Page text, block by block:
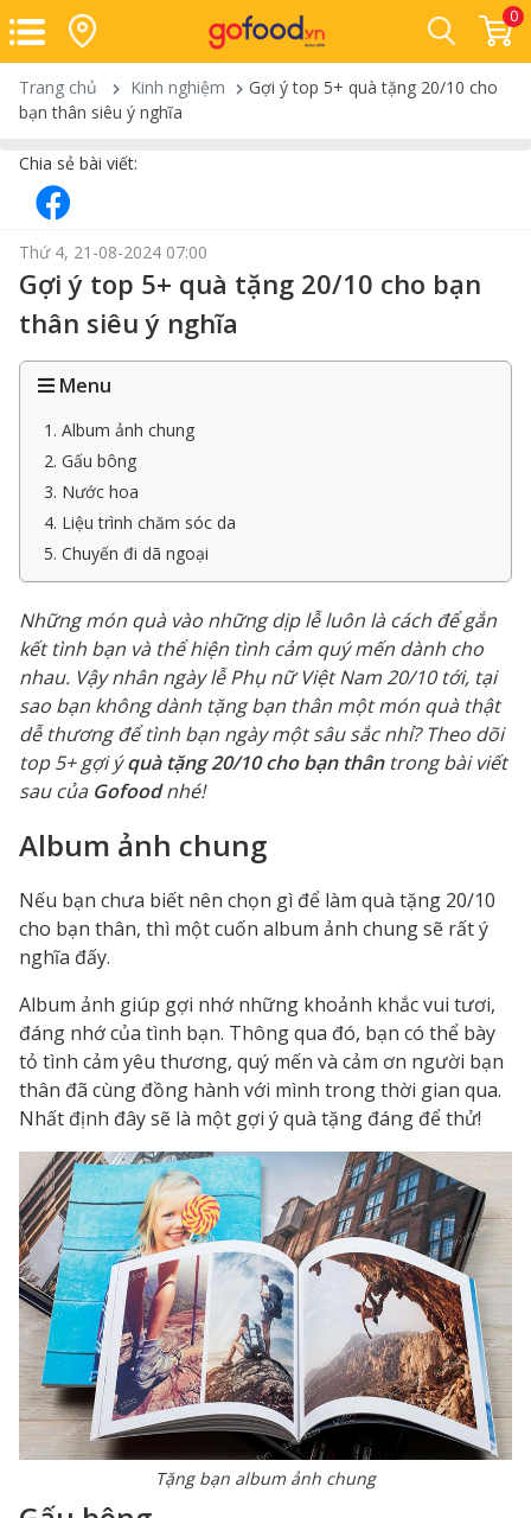
0
Trang chủ Kinh nghiệm
Gợi ý top 5+ quà tặng 20/10 cho
bạn thân siêu ý nghĩa
Chia sẻ bài viết:
Thứ 4, 21-08-2024 07:00
Gợi ý top 5+ quà tặng 20/10 cho bạn
thân siêu ý nghĩa
Menu
1. Album ảnh chung
2. Gấu bông
3. Nước hoa
4. Liệu trình chăm sóc da
5. Chuyến đi dã ngoại
Những món quà vào những dịp lễ luôn là cách để gắn
kết tình bạn và thể hiện tình cảm quý mến dành cho
nhau. Vậy nhân ngày lễ Phụ nữ Việt Nam 20/10 tới, tại
sao bạn không dành tặng bạn thân một món quà thật
dễ thương để tình bạn ngày một sâu sắc nhỉ? Theo dõi
top 5+ gợi ýquà tặng 20/10 cho bạn thântrong bài viết
sau của Gofoodnhé!
Album ảnh chung
Nếu bạn chưa biết nên chọn gì để làm quà tặng 20/10
cho bạn thân, thì một cuốn album ảnh chung sẽ rất ý
nghĩa đấy.
Album ảnh giúp gợi nhớ những khoảnh khắc vui tươi,
đáng nhớ của tình bạn. Thông qua đó, bạn có thể bày
tỏ tình cảm yêu thương, quý mến và cảm ơn người bạn
thân đã cùng đồng hành với mình trong thời gian qua.
Nhất định đây sẽ là một gợi ý quà tặng đáng để thử!
Tặng bạn album ảnh chung